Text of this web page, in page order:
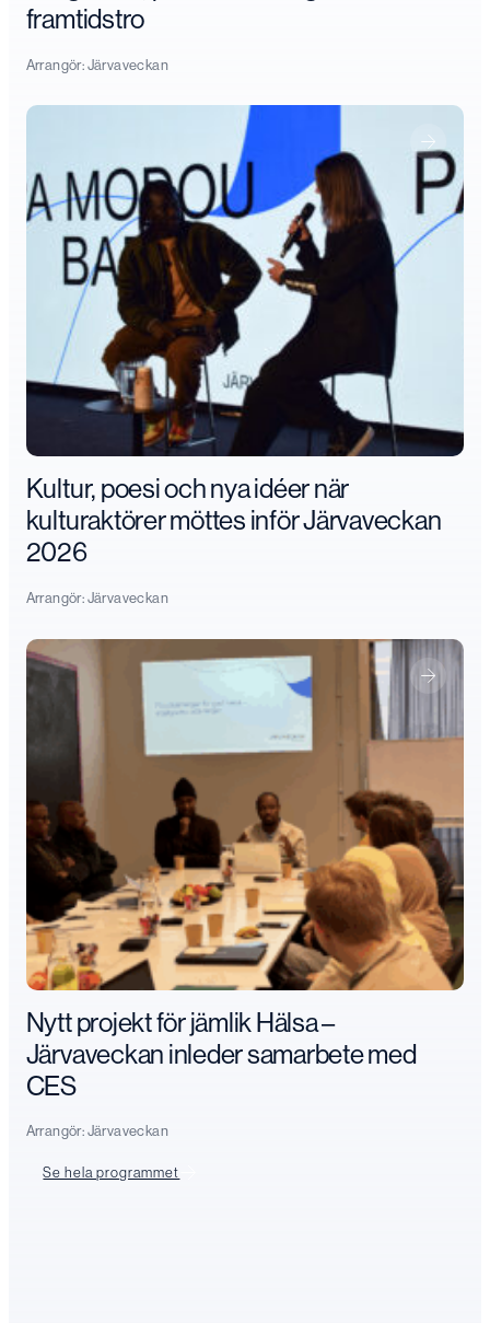
framtidstro
Arrangör:Järvaveckan
Kultur, poesi och nya idéer när
kulturaktörer möttes inför Järvaveckan
2026
Arrangör:Järvaveckan
Nytt projekt för jämlik Hälsa –
Järvaveckan inleder samarbete med
CES
Arrangör:Järvaveckan
Se hela programmet